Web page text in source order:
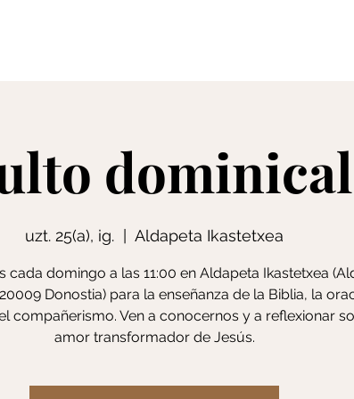
dominical
uzt. 25(a), ig. Aldapeta Ikastetxea
cada domingo a las 11:00 en Aldapeta Ikastetxea
Donostia) para la enseñanza de la Biblia, la
compañerismo. Ven a conocernos y a reflexionar
amor transformador de Jesús.